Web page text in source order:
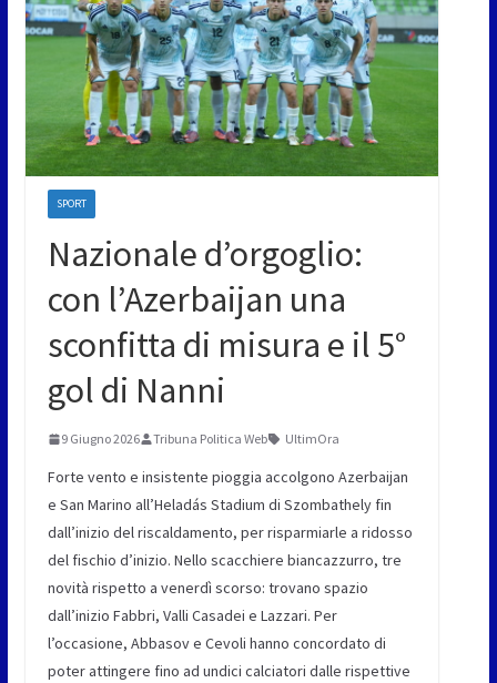
SPORT
Nazionale d’orgoglio:
con l’Azerbaijan una
sconfitta di misura e il 5°
gol di Nanni
9 Giugno 2026 Tribuna Politica Web UltimOra
Forte vento e insistente pioggia accolgono Azerbaijan
e San Marino all’Heladás Stadium di Szombathely fin
dall’inizio del riscaldamento, per risparmiarle a ridosso
del fischio d’inizio. Nello scacchiere biancazzurro, tre
novità rispetto a venerdì scorso: trovano spazio
dall’inizio Fabbri, Valli Casadei e Lazzari. Per
l’occasione, Abbasov e Cevoli hanno concordato di
poter attingere fino ad undici calciatori dalle rispettive